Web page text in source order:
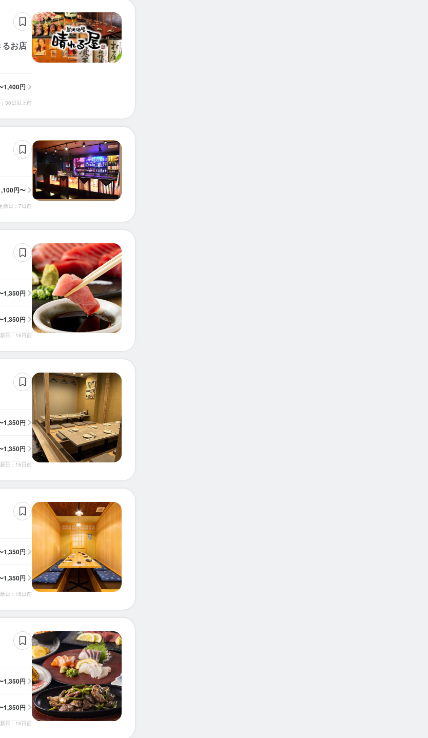
るお店
1,400円
30日以上前
円〜
新日：7日前
1,350円
1,350円
日：16日前
1,350円
1,350円
日：16日前
1,350円
1,350円
日：16日前
1,350円
1,350円
日：16日前
求人を選択する
ールスタッフ 時給：
求人を選択する
ールスタッフ 時給：
求人を選択する
ールスタッフ 時給：
求人を選択する
ールスタッフ
求人を選択する
ールスタッフ 時給：
求人を選択する
ールスタッフ 時給：
求人を選択する
ールスタッフ 時給：
求人を選択する
ールスタッフ 時給：
求人を選択する
ールスタッフ 時給：
求人を選択する
ールスタッフ 時給：
求人を選択する
ールスタッフ 時給：
求人を選択する
ールスタッフ 時給：
求人を選択する
ールスタッフ 時給：
求人を選択する
ールスタッフ 時給：
求人を選択する
ールスタッフ 時給：
求人を選択する
ールスタッフ
求人を選択する
ールスタッフ
求人を選択する
ールスタッフ 時給：
求人を選択する
ールスタッフ 時給：
求人を選択する
ールスタッフ 時給：